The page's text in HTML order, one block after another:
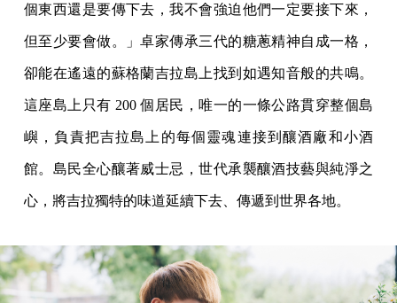
個東西還是要傳下去，我不會強迫他們一定要接下來，
但至少要會做。」卓家傳承三代的糖蔥精神自成一格，
卻能在遙遠的蘇格蘭吉拉島上找到如遇知音般的共鳴。
這座島上只有 200 個居民，唯一的一條公路貫穿整個島
嶼，負責把吉拉島上的每個靈魂連接到釀酒廠和小酒
館。島民全心釀著威士忌，世代承襲釀酒技藝與純淨之
心，將吉拉獨特的味道延續下去、傳遞到世界各地。